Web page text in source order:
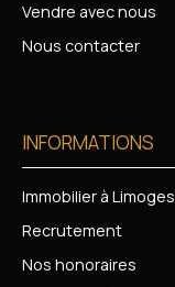
Vendre avec nous
Nous contacter
INFORMATIONS
Immobilier à Limoges
Recrutement
Nos honoraires